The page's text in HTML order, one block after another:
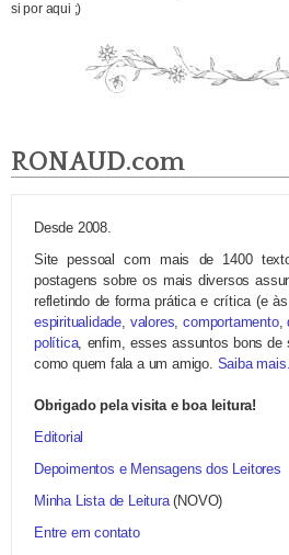
si por aqui ;)
RONAUD.com
Desde 2008.
Site pessoal com mais de 1400
postagens sobre os mais diversos
refletindo de forma prática e crítica (e
espiritualidade, valores,comportamento,
política, enfim, esses assuntos bons de
como quem fala a um amigo. Saiba
Obrigado pela visita e boa leitura!
Editorial
Depoimentos e Mensagens dos Leitores
Minha Lista de Leitura(NOVO)
Entre em contato